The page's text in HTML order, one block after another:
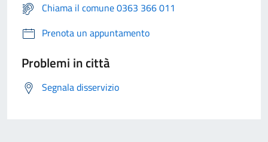
Chiama il comune 0363 366 011
Prenota un appuntamento
Problemi in città
Segnala disservizio